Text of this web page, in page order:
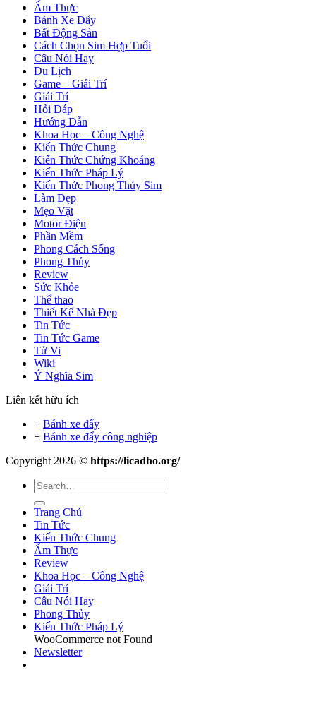
Ẩm Thực
Bánh Xe Đẩy
Bất Động Sản
Cách Chọn Sim Hợp Tuổi
Câu Nói Hay
Du Lịch
Game – Giải Trí
Giải Trí
Hỏi Đáp
Hướng Dẫn
Khoa Học – Công Nghệ
Kiến Thức Chung
Kiến Thức Chứng Khoáng
Kiến Thức Pháp Lý
Kiến Thức Phong Thủy Sim
Làm Đẹp
Mẹo Vặt
Motor Điện
Phần Mềm
Phong Cách Sống
Phong Thủy
Review
Sức Khỏe
Thể thao
Thiết Kế Nhà Đẹp
Tin Tức
Tin Tức Game
Tử Vi
Wiki
Ý Nghĩa Sim
Liên kết hữu ích
+ Bánh xe đẩy
+ Bánh xe đẩy công nghiệp
Copyright 2026 © https://licadho.org/
Trang Chủ
Tin Tức
Kiến Thức Chung
Ẩm Thực
Review
Khoa Học – Công Nghệ
Giải Trí
Câu Nói Hay
Phong Thủy
Kiến Thức Pháp Lý
WooCommerce not Found
Newsletter